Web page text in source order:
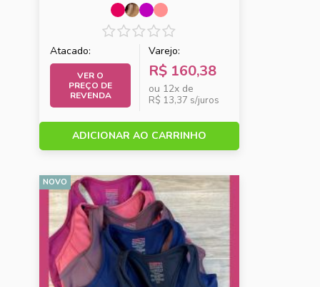
Atacado:
VER O
PREÇO DE
REVENDA
Varejo:
R$ 160,38
ou 12x de
R$ 13,37 s/juros
ADICIONAR AO CARRINHO
NOVO